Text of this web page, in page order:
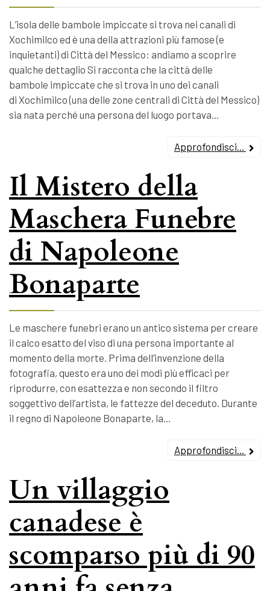
L’isola delle bambole impiccate si trova nei canali di
Xochimilco ed è una della attrazioni più famose (e
inquietanti) di Città del Messico: andiamo a scoprire
qualche dettaglio Si racconta che la città delle
bambole impiccate che si trova in uno dei canali
di Xochimilco (una delle zone centrali di Città del Messico)
sia nata perché una persona del luogo portava…
Approfondisci...
Il Mistero della
Maschera Funebre
di Napoleone
Bonaparte
Le maschere funebri erano un antico sistema per creare
il calco esatto del viso di una persona importante al
momento della morte. Prima dell’invenzione della
fotografia, questo era uno dei modi più efficaci per
riprodurre, con esattezza e non secondo il filtro
soggettivo dell’artista, le fattezze del deceduto. Durante
il regno di Napoleone Bonaparte, la…
Approfondisci...
Un villaggio
canadese è
scomparso più di 90